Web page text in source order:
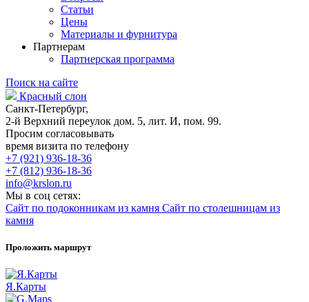
Статьи
Цены
Материалы и фурнитура
Партнерам
Партнерская программа
Поиск на сайте
Красный слон
Санкт-Петербург,
2-й Верхний переулок дом. 5, лит. И, пом. 99.
Просим согласовывать
время визита по телефону
+7 (921) 936-18-36
+7 (812) 936-18-36
info@krslon.ru
Мы в соц сетях:
Сайт по подоконникам из камня Сайт по столешницам из
камня
Проложить маршрут
Я.Карты